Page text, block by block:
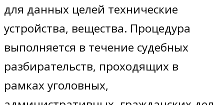
для данных целей технические
устройства, вещества. Процедура
выполняется в течение судебных
разбирательств, проходящих в
рамках уголовных,